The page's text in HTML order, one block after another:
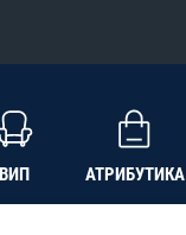
ВИП АТРИБУТИКА